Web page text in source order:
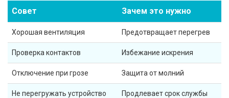
Совет Зачем это нужно
Хорошая вентиляция Предотвращает перегрев
Проверка контактов Избежание искрения
Отключение при грозе Защита от молний
Не перегружать устройство Продлевает срок службы